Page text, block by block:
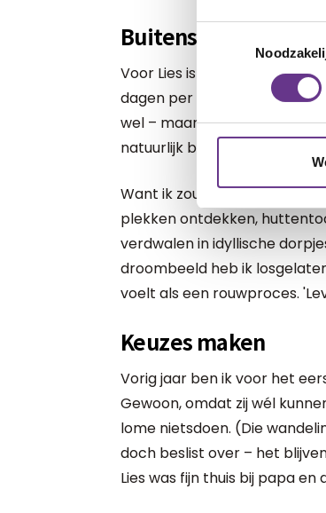
Toestemmingsselectie
Buitenschoolse
Voor Lies is zes weken
dagen per week naar de
wel – maar omdat zij dat
natuurlijk ben ik dankbaar
Want ik zou zó graag met
plekken ontdekken,
verdwalen in idyllische
droombeeld heb ik
voelt als een rouwproces.
Keuzes maken
Vorig jaar ben ik voor het
Gewoon, omdat zij wél
lome nietsdoen. (Die
doch beslist over – het
Lies was fijn thuis bij papa